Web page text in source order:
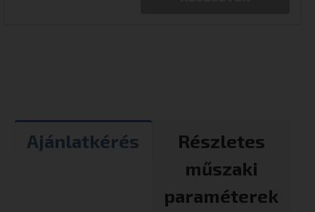
Ajánlatkérés
Részletes
műszaki
paraméterek